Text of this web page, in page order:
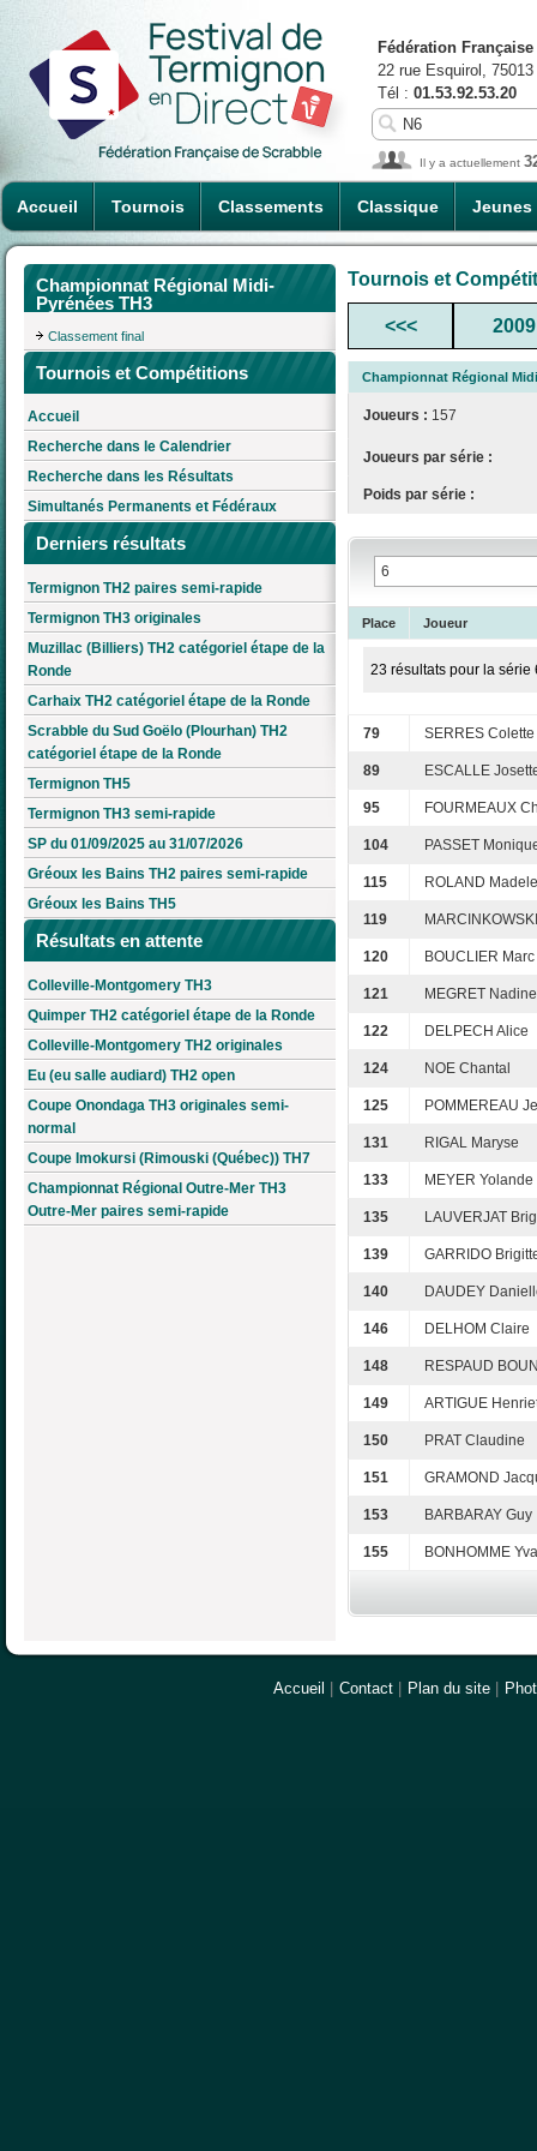
Accueil Tournois Classements Classique Jeunes
Fédération
22 rue Esquirol,
Tél : 01.53.92.53.20
Il y a actuellement
Championnat Régional Midi-
Pyrénées TH3
Classement final
Tournois et Compétitions
Accueil
Recherche dans le Calendrier
Recherche dans les Résultats
Simultanés Permanents et Fédéraux
Derniers résultats
Termignon TH2 paires semi-rapide
Termignon TH3 originales
Muzillac (Billiers) TH2 catégoriel étape de la
Ronde
Carhaix TH2 catégoriel étape de la Ronde
Scrabble du Sud Goëlo (Plourhan) TH2
catégoriel étape de la Ronde
Termignon TH5
Termignon TH3 semi-rapide
SP du 01/09/2025 au 31/07/2026
Gréoux les Bains TH2 paires semi-rapide
Gréoux les Bains TH5
Résultats en attente
Colleville-Montgomery TH3
Quimper TH2 catégoriel étape de la Ronde
Colleville-Montgomery TH2 originales
Eu (eu salle audiard) TH2 open
Coupe Onondaga TH3 originales semi-
normal
Coupe Imokursi (Rimouski (Québec)) TH7
Championnat Régional Outre-Mer TH3
Outre-Mer paires semi-rapide
Tournois et
<<< 2009
Championnat Régional
Joueurs : 157
Joueurs par série :
Poids par série :
Place Joueur
23 résultats pour la série
79 SERRES Colette
89 ESCALLE
95 FOURMEAUX
104 PASSET
115 ROLAND
119
120 BOUCLIER Marc
121 MEGRET Nadine
122 DELPECH Alice
124 NOE Chantal
125 POMMEREAU
131 RIGAL Maryse
133 MEYER Yolande
135 LAUVERJAT
139 GARRIDO
140 DAUDEY
146 DELHOM Claire
148 RESPAUD
149 ARTIGUE
150 PRAT Claudine
151 GRAMOND
153 BARBARAY Guy
155 BONHOMME
Accueil Contact Plan du site